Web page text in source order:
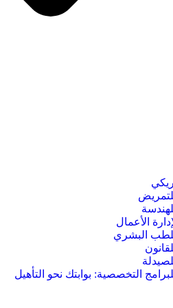
الأعمال
للطب البشري
التخصصية: بوابتك نحو التأهيل